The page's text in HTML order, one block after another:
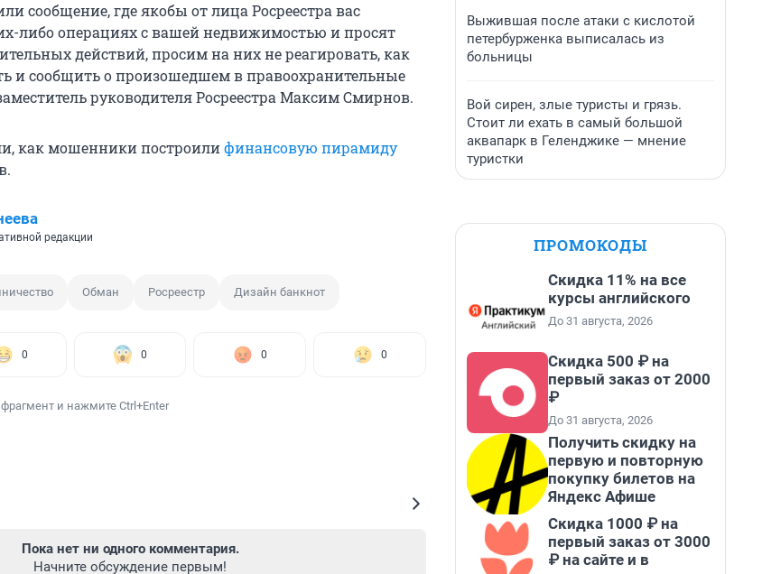
сообщение, где якобы от лица Росреестра вас
либо операциях с вашей недвижимостью и просят
действий, просим на них не реагировать, как
и сообщить о произошедшем в правоохранительные
руководителя Росреестра Максим Смирнов.
как мошенники построилифинансовую пирамиду
редакции
Обман Росреестр Дизайн банкнот
0 0 0 0
и нажмите Ctrl+Enter
Пока нет ни одного комментария.
Начните обсуждение первым!
Выжившая после атаки с кислотой
петербурженка выписалась из
больницы
Вой сирен, злые туристы и грязь.
Стоит ли ехать в самый большой
аквапарк в Геленджике — мнение
туристки
ПРОМОКОДЫ
Скидка 11% на все
курсы английского
До 31 августа, 2026
Скидка 500 ₽ на
первый заказ от 2000
₽
До 31 августа, 2026
Получить скидку на
первую и повторную
покупку билетов на
Яндекс Афише
Скидка 1000 ₽ на
первый заказ от 3000
₽ на сайте и в